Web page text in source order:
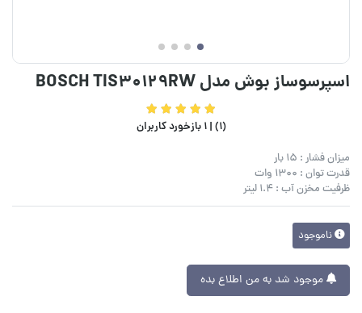
اسپرسوساز بوش مدل BOSCH TIS30129RW
(1) | 1 بازخورد کاربران
میزان فشار : 15 بار
قدرت توان : 1300 وات
ظرفیت مخزن آب : 1.4 لیتر
ناموجود
موجود شد به من اطلاع بده